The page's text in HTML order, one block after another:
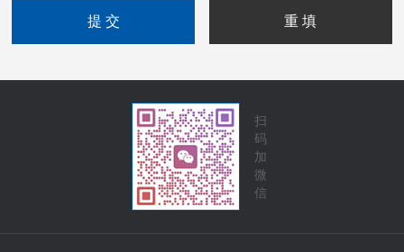
扫
码
加
微
信